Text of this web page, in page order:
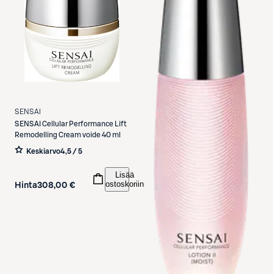
SENSAI
SENSAI Cellular Performance Lift
Remodelling Cream voide 40 ml
Keskiarvo4,5 / 5
Hinta308,00 €
Lisää
ostoskoriin